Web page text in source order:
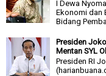
I Dewa
Ekonomi dan
Bidang
Presiden
Mentan SYL
Presiden RI